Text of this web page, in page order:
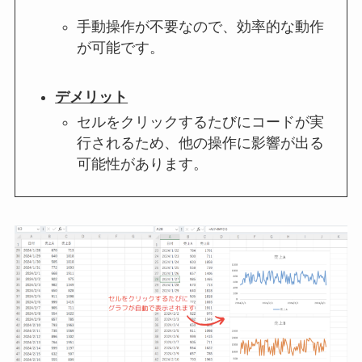
手動操作が不要なので、効率的な動作
が可能です。
デメリット
セルをクリックするたびにコードが実
行されるため、他の操作に影響が出る
可能性があります。